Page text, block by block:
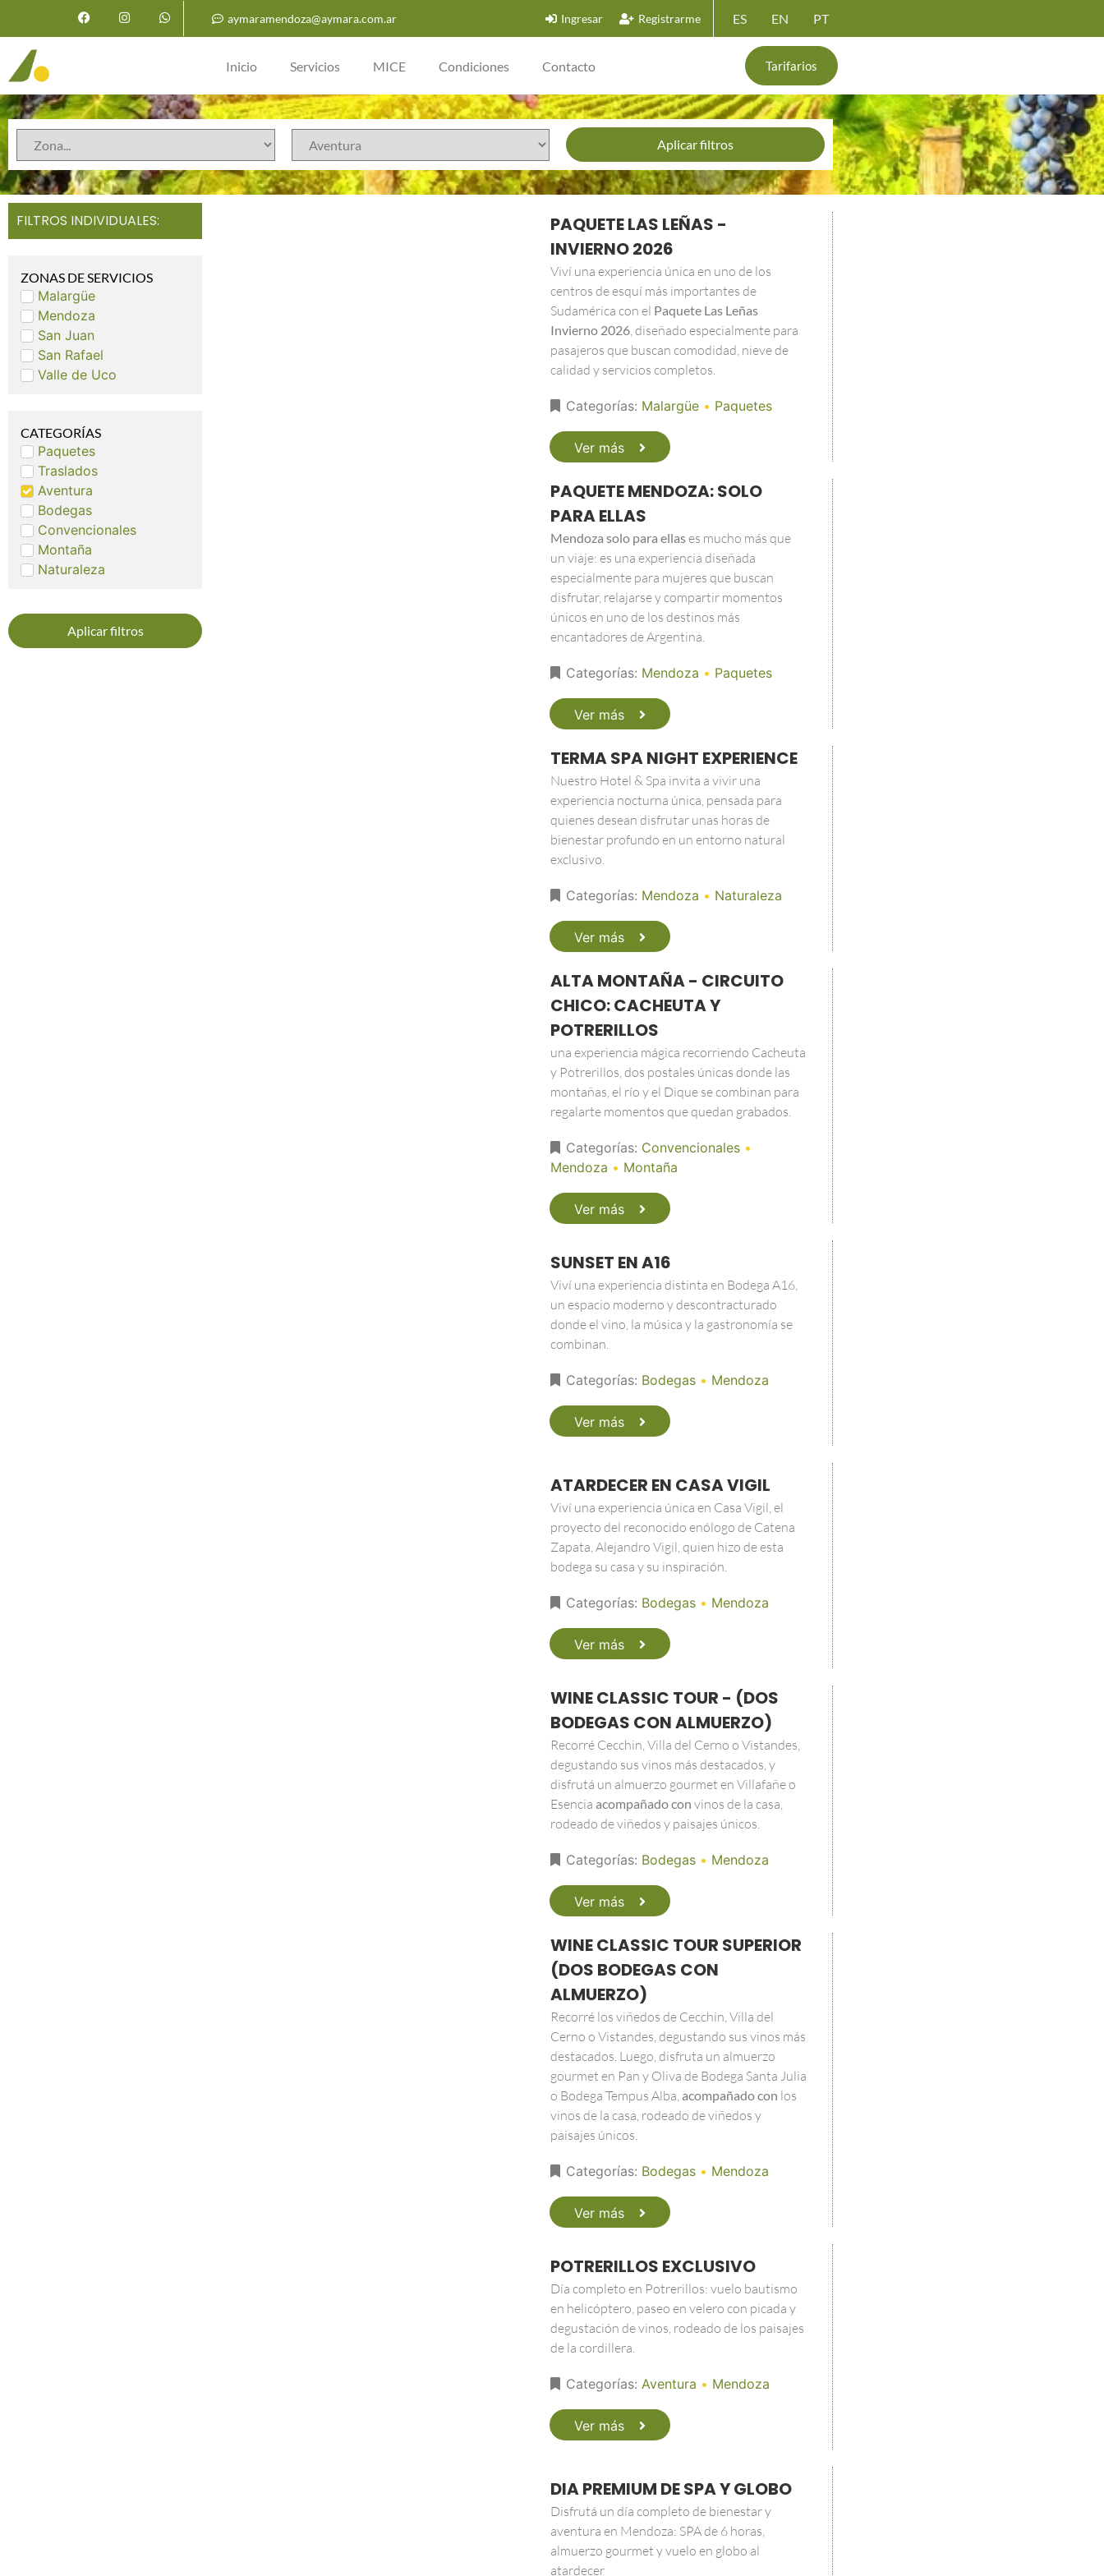
aymaramendoza@aymara.com.ar Ingresar Registrarme ES EN PT
Inicio Servicios MICE Condiciones Contacto Tarifarios
Aplicar filtros
FILTROS INDIVIDUALES:
ZONAS DE SERVICIOS
Malargüe
Mendoza
San Juan
San Rafael
Valle de Uco
CATEGORÍAS
Paquetes
Traslados
Aventura
Bodegas
Convencionales
Montaña
Naturaleza
Aplicar filtros
PAQUETE LAS LEÑAS -
INVIERNO 2026
Viví una experiencia única en uno de los
centros de esquí más importantes de
Sudamérica con el Paquete Las Leñas
Invierno 2026, diseñado especialmente para
pasajeros que buscan comodidad, nieve de
calidad y servicios completos.
Categorías: Malargüe• Paquetes
Ver más
PAQUETE MENDOZA: SOLO
PARA ELLAS
Mendoza solo para ellases mucho más que
un viaje: es una experiencia diseñada
especialmente para mujeres que buscan
disfrutar, relajarse y compartir momentos
únicos en uno de los destinos más
encantadores de Argentina.
Categorías: Mendoza • Paquetes
Ver más
TERMA SPA NIGHT EXPERIENCE
Nuestro Hotel & Spa invita a vivir una
experiencia nocturna única, pensada para
quienes desean disfrutar unas horas de
bienestar profundo en un entorno natural
exclusivo.
Categorías: Mendoza • Naturaleza
Ver más
ALTA MONTAÑA - CIRCUITO
CHICO: CACHEUTA Y
POTRERILLOS
una experiencia mágica recorriendo Cacheuta
y Potrerillos, dos postales únicas donde las
montañas, el río y el Dique se combinan para
regalarte momentos que quedan grabados.
Categorías: Convencionales•
Mendoza • Montaña
Ver más
SUNSET EN A16
Viví una experiencia distinta en Bodega A16,
un espacio moderno y descontracturado
donde el vino, la música y la gastronomía se
combinan.
Categorías: Bodegas• Mendoza
Ver más
ATARDECER EN CASA VIGIL
Viví una experiencia única en Casa Vigil, el
proyecto del reconocido enólogo de Catena
Zapata, Alejandro Vigil, quien hizo de esta
bodega su casa y su inspiración.
Categorías: Bodegas• Mendoza
Ver más
WINE CLASSIC TOUR - (DOS
BODEGAS CON ALMUERZO)
Recorré Cecchin, Villa del Cerno o Vistandes,
degustando sus vinos más destacados, y
disfrutá un almuerzo gourmet en Villafañe o
Esencia acompañado con vinos de la casa,
rodeado de viñedos y paisajes únicos.
Categorías: Bodegas• Mendoza
Ver más
WINE CLASSIC TOUR SUPERIOR
(DOS BODEGAS CON
ALMUERZO)
Recorré los viñedos de Cecchin, Villa del
Cerno o Vistandes, degustando sus vinos más
destacados. Luego, disfruta un almuerzo
gourmet en Pan y Oliva de Bodega Santa Julia
o Bodega Tempus Alba, acompañado con los
vinos de la casa, rodeado de viñedos y
paisajes únicos.
Categorías: Bodegas• Mendoza
Ver más
POTRERILLOS EXCLUSIVO
Día completo en Potrerillos: vuelo bautismo
en helicóptero, paseo en velero con picada y
degustación de vinos, rodeado de los paisajes
de la cordillera.
Categorías: Aventura • Mendoza
Ver más
DIA PREMIUM DE SPA Y GLOBO
Disfrutá un día completo de bienestar y
aventura en Mendoza: SPA de 6 horas,
almuerzo gourmet y vuelo en globo al
atardecer